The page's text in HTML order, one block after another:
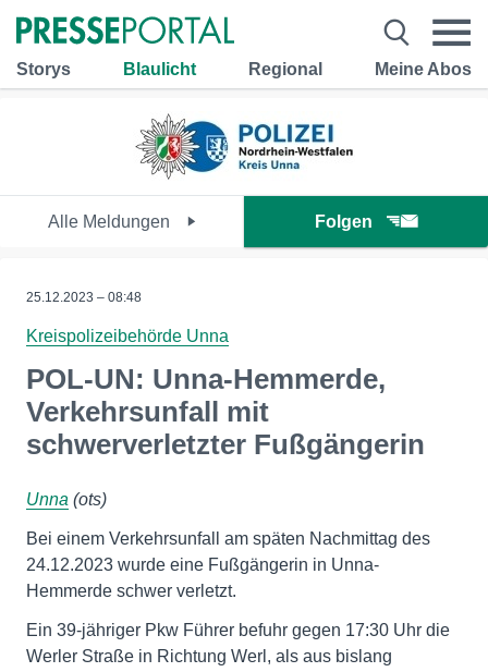
Storys Blaulicht Regional Meine Abos
Alle Meldungen Folgen
25.12.2023 – 08:48
Kreispolizeibehörde Unna
POL-UN: Unna-Hemmerde,
Verkehrsunfall mit
schwerverletzter Fußgängerin
Unna (ots)
Bei einem Verkehrsunfall am späten Nachmittag des
24.12.2023 wurde eine Fußgängerin in Unna-
Hemmerde schwer verletzt.
Ein 39-jähriger Pkw Führer befuhr gegen 17:30 Uhr die
Werler Straße in Richtung Werl, als aus bislang